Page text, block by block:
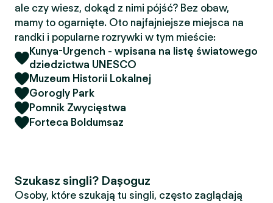
ale czy wiesz, dokąd z nimi pójść? Bez obaw,
mamy to ogarnięte. Oto najfajniejsze miejsca na
randki i popularne rozrywki w tym mieście:
Kunya-Urgench - wpisana na listę światowego
dziedzictwa UNESCO
Muzeum Historii Lokalnej
Gorogly Park
Pomnik Zwycięstwa
Forteca Boldumsaz
Szukasz singli? Daşoguz
Osoby, które szukają tu singli, często zaglądają